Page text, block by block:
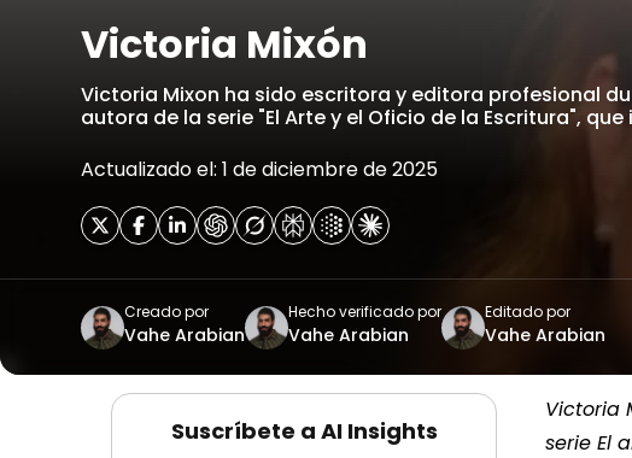
Victoria Mixón
Victoria Mixon ha sido escritora y editora profesional
autora de la serie "El Arte y el Oficio de la Escritura", que
Actualizado el: 1 de diciembre de 2025
Creado por
Vahe Arabian
Hecho verificado por
Vahe Arabian
Editado por
Vahe Arabian
Suscríbete a AI Insights
Victoria
serie El